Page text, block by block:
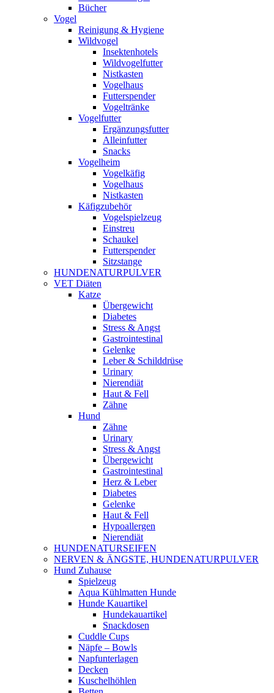
Bücher
Vogel
Reinigung & Hygiene
Wildvogel
Insektenhotels
Wildvogelfutter
Nistkasten
Vogelhaus
Futterspender
Vogeltränke
Vogelfutter
Ergänzungsfutter
Alleinfutter
Snacks
Vogelheim
Vogelkäfig
Vogelhaus
Nistkasten
Käfigzubehör
Vogelspielzeug
Einstreu
Schaukel
Futterspender
Sitzstange
HUNDENATURPULVER
VET Diäten
Katze
Übergewicht
Diabetes
Stress & Angst
Gastrointestinal
Gelenke
Leber & Schilddrüse
Urinary
Nierendiät
Haut & Fell
Zähne
Hund
Zähne
Urinary
Stress & Angst
Übergewicht
Gastrointestinal
Herz & Leber
Diabetes
Gelenke
Haut & Fell
Hypoallergen
Nierendiät
HUNDENATURSEIFEN
NERVEN & ÄNGSTE, HUNDENATURPULVER
Hund Zuhause
Spielzeug
Aqua Kühlmatten Hunde
Hunde Kauartikel
Hundekauartikel
Snackdosen
Cuddle Cups
Näpfe – Bowls
Napfunterlagen
Decken
Kuschelhöhlen